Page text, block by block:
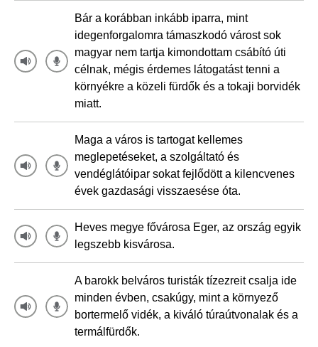
Bár a korábban inkább iparra, mint
idegenforgalomra támaszkodó várost sok
magyar nem tartja kimondottam csábító úti
célnak, mégis érdemes látogatást tenni a
környékre a közeli fürdők és a tokaji borvidék
miatt.
Maga a város is tartogat kellemes
meglepetéseket, a szolgáltató és
vendéglátóipar sokat fejlődött a kilencvenes
évek gazdasági visszaesése óta.
Heves megye fővárosa Eger, az ország egyik
legszebb kisvárosa.
A barokk belváros turisták tízezreit csalja ide
minden évben, csakúgy, mint a környező
bortermelő vidék, a kiváló túraútvonalak és a
termálfürdők.